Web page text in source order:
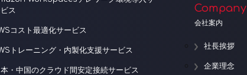
ス
コスト最適化サービス
トレーニング・内製化支援サービス
本・中国のクラウド間安定接続サービス
Company
会社案内
社長挨拶
企業理念